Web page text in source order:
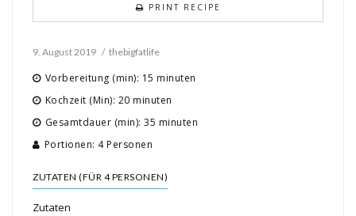
PRINT RECIPE
9. August 2019 thebigfatlife
Vorbereitung (min): 15 minuten
Kochzeit (Min): 20 minuten
Gesamtdauer (min): 35 minuten
Portionen: 4 Personen
ZUTATEN (FÜR 4 PERSONEN)
Zutaten